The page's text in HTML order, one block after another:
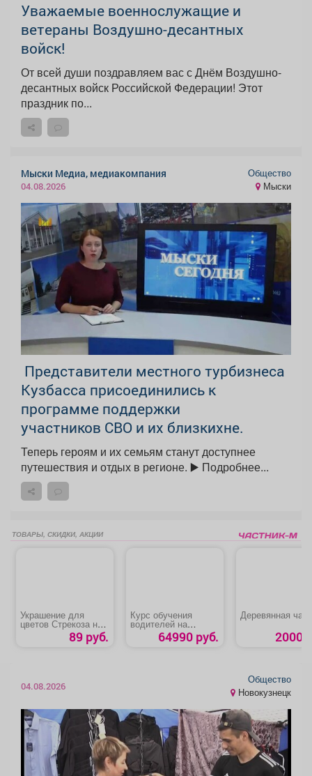
Уважаемые военнослужащие и
ветераны Воздушно-десантных
войск!
От всей души поздравляем вас с Днём Воздушно-
десантных войск Российской Федерации! Этот
праздник по...
Мыски Медиа, медиакомпания
04.08.2026
Общество
Мыски
Представители местного турбизнеса
Кузбасса присоединились к
программе поддержки
участников СВО и их близкихне.
Теперь героям и их семьям станут доступнее
путешествия и отдых в регионе. ▶️ Подробнее...
ТОВАРЫ, СКИДКИ, АКЦИИ
Украшение для
цветов Стрекоза на
цветке 89 руб.
Курс обучения
водителей на
категорию «В»
64990 руб.
Деревянная
2000
04.08.2026
Общество
Новокузнецк